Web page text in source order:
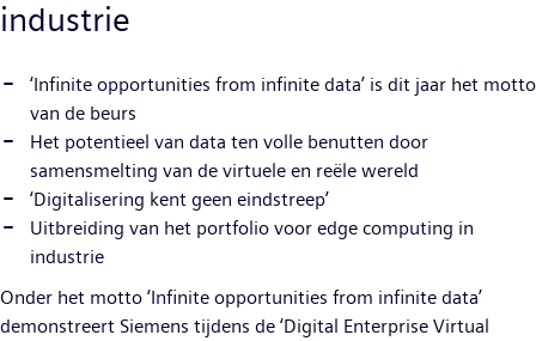
industrie
‘Infinite opportunities from infinite data’ is dit jaar het motto
van de beurs
Het potentieel van data ten volle benutten door
samensmelting van de virtuele en reële wereld
‘Digitalisering kent geen eindstreep’
Uitbreiding van het portfolio voor edge computing in
industrie
Onder het motto ‘Infinite opportunities from infinite data’
demonstreert Siemens tijdens de ‘Digital Enterprise Virtual